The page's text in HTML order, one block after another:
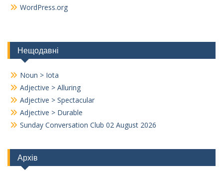
WordPress.org
Нещодавні
Noun > Iota
Adjective > Alluring
Adjective > Spectacular
Adjective > Durable
Sunday Conversation Club 02 August 2026
Архів